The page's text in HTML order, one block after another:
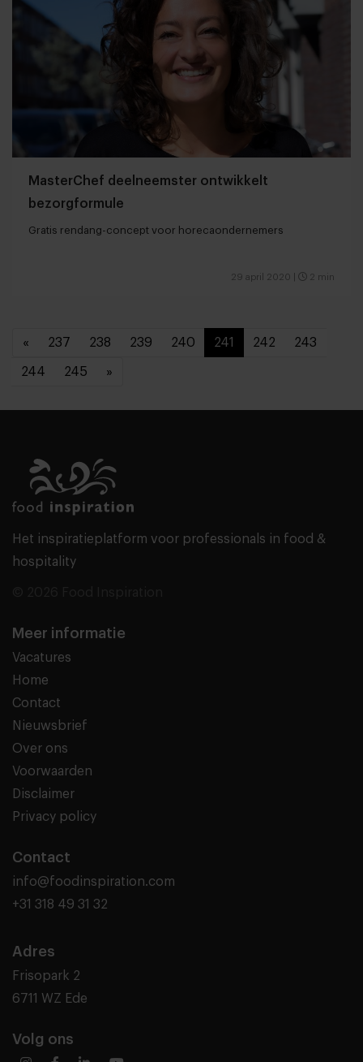
MasterChef deelneemster ontwikkelt
bezorgformule
Gratis rendang-concept voor horecaondernemers
29 april 2020 2 min
« 237 238 239 240 241 242 243
244 245 »
Het inspiratieplatform voor professionals in food &
hospitality
Meer informatie
Vacatures
Home
Contact
Nieuwsbrief
Over ons
Voorwaarden
Disclaimer
Privacy policy
Contact
info@foodinspiration.com
+31 318 49 31 32
Adres
Frisopark 2
6711 WZ Ede
Volg ons